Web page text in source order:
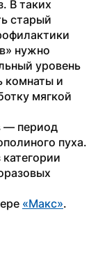
В таких
старый
нужно
уровень
комнаты и
мягкой
— период
пуха.
«Макс».